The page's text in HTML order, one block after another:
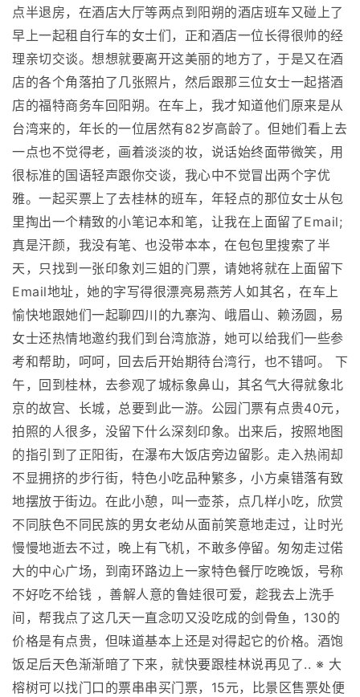
点半退房，在酒店大厅等两点到阳朔的酒店班车又碰上了
早上一起租自行车的女士们，正和酒店一位长得很帅的经
理亲切交谈。想想就要离开这美丽的地方了，于是又在酒
店的各个角落拍了几张照片，然后跟那三位女士一起搭酒
店的福特商务车回阳朔。在车上，我才知道他们原来是从
台湾来的，年长的一位居然有82岁高龄了。但她们看上去
一点也不觉得老，画着淡淡的妆，说话始终面带微笑，用
很标准的国语轻声跟你交谈，我心中不觉冒出两个字优
雅。一起买票上了去桂林的班车，年轻点的那位女士从包
里掏出一个精致的小笔记本和笔，让我在上面留了Email;
真是汗颜，我没有笔、也没带本本，在包包里搜索了半
天，只找到一张印象刘三姐的门票，请她将就在上面留下
Email地址，她的字写得很漂亮易燕芳人如其名，在车上
愉快地跟她们一起聊四川的九寨沟、峨眉山、赖汤圆，易
女士还热情地邀约我们到台湾旅游，她可以给我们一些参
考和帮助，呵呵，回去后开始期待台湾行，也不错呵。 下
午，回到桂林，去参观了城标象鼻山，其名气大得就象北
京的故宫、长城，总要到此一游。公园门票有点贵40元，
拍照的人很多，没留下什么深刻印象。出来后，按照地图
的指引到了正阳街，在瀑布大饭店旁边留影。走入热闹却
不显拥挤的步行街，特色小吃品种繁多，小方桌错落有致
地摆放于街边。在此小憩，叫一壶茶，点几样小吃，欣赏
不同肤色不同民族的男女老幼从面前笑意地走过，让时光
慢慢地逝去不过，晚上有飞机，不敢多停留。匆匆走过偌
大的中心广场，到南环路边上一家特色餐厅吃晚饭，号称
不好吃不给钱 ，善解人意的鲁娃很可爱，趁我去上洗手
间，帮我点了这几天一直念叨又没吃成的剑骨鱼，130的
价格是有点贵，但味道基本上还是对得起它的价格。酒饱
饭足后天色渐渐暗了下来，就快要跟桂林说再见了.. ※ 大
榕树可以找门口的票串串买门票，15元，比景区售票处便